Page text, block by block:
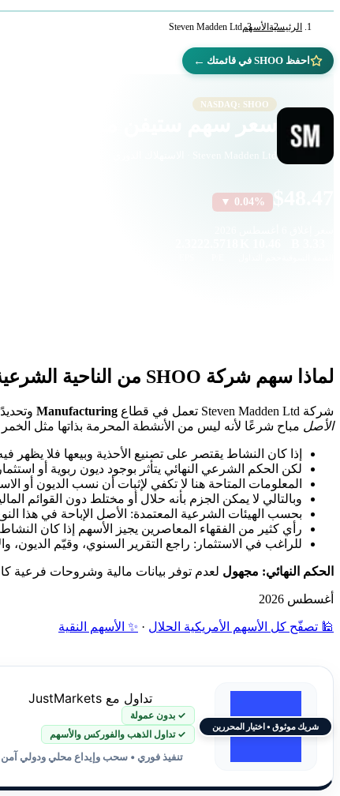
الرئيسية الأسهمSteven Madden Ltd
احفظ SHOO في قائمتك ←
NASDAQ: SHOO
Steven Madden Ltd · الاستهلاك الدوري · ناسداك
▼ 0.04%
لماذا سهم شركة SHOO من الناحية الشرعية غير محدد؟
شركة Steven Madden Ltd تعمل في قطاع Manufacturing
الأصل مباح شرعًا لأنه ليس من الأنشطة المحرمة بذاتها مثل الخمر
إذا كان النشاط يقتصر على تصنيع الأحذية وبيعها فلا يظهر
لكن الحكم الشرعي النهائي يتأثر بوجود ديون ربوية أو
المعلومات المتاحة هنا لا تكفي لإثبات أن نسب الديون أو
وبالتالي لا يمكن الجزم بأنه حلال أو مختلط دون القوائم
بحسب الهيئات الشرعية المعتمدة: الأصل الإباحة في هذا
رأي كثير من الفقهاء المعاصرين يجيز الأسهم إذا كان
للراغب في الاستثمار: راجع التقرير السنوي، وقيّم الديون،
الحكم النهائي: مجهول لعدم توفر بيانات مالية وشروحات فرعية
أغسطس 2026
🕌 تصفّح كل الأسهم الأمريكية الحلال · ✨ الأسهم النقية
شريك موثوق • اختيار المحررين
تداول مع JustMarkets
✓ بدون عمولة
✓ تداول الذهب والفوركس والأسهم
تنفيذ فوري • سحب وإيداع محلي ودولي